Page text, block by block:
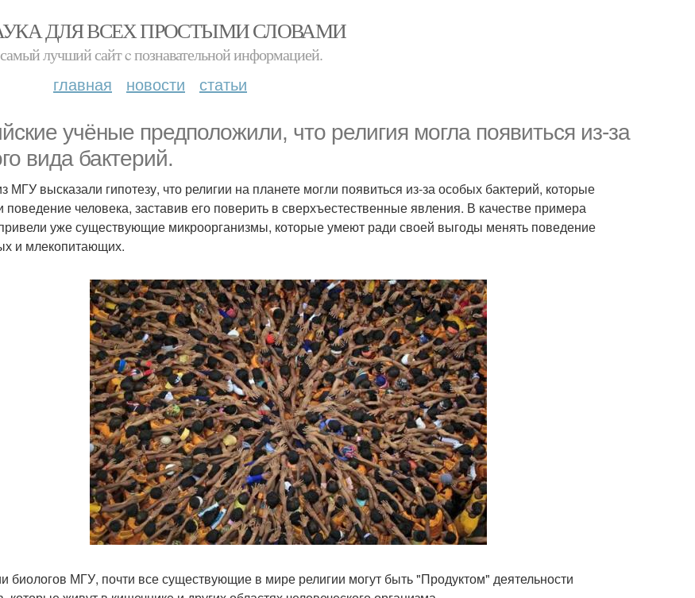
ДЛЯ ВСЕХ ПРОСТЫМИ СЛОВАМИ
самый лучший сайт c познавательной информацией.
главная новости статьи
учёные предположили, что религия могла появиться из-за
вида бактерий.
МГУ высказали гипотезу, что религии на планете могли появиться из-за особых бактерий, которые
поведение человека, заставив его поверить в сверхъестественные явления. В качестве примера
уже существующие микроорганизмы, которые умеют ради своей выгоды менять поведение
и млекопитающих.
биологов МГУ, почти все существующие в мире религии могут быть "Продуктом" деятельности